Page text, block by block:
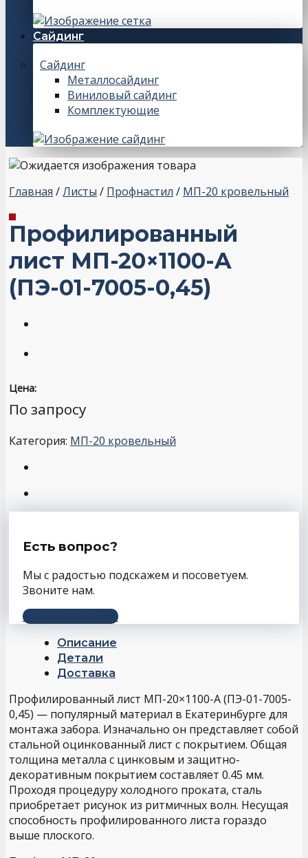
Сайдинг
Сайдинг
Металлосайдинг
Виниловый сайдинг
Комплектующие
Главная /Листы / Профнастил / МП-20 кровельный
Профилированный
лист МП-20×1100-A
(ПЭ-01-7005-0,45)
Цена:
По запросу
Категория: МП-20 кровельный
Есть вопрос?
Мы с радостью подскажем и посоветуем.
Звоните нам.
+7 (343) 243-56-66
Описание
Детали
Доставка
Профилированный лист МП-20×1100-A (ПЭ-01-7005-
0,45) — популярный материал в Екатеринбурге для
монтажа забора. Изначально он представляет собой
стальной оцинкованный лист с покрытием. Общая
толщина металла с цинковым и защитно-
декоративным покрытием составляет 0.45 мм.
Проходя процедуру холодного проката, сталь
приобретает рисунок из ритмичных волн. Несущая
способность профилированного листа гораздо
выше плоского.